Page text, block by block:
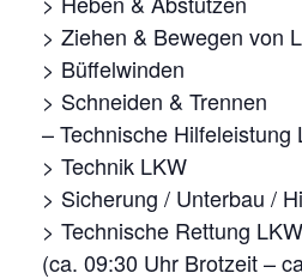
> Ziehen & Bewegen von
> Büffelwinden
> Schneiden & Trennen
– Technische Hilfeleistung
> Technik LKW
> Sicherung / Unterbau /
> Technische Rettung LKW
(ca. 09:30 Uhr Brotzeit –